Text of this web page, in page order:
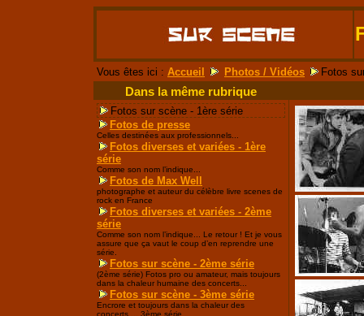
Vous êtes ici : Accueil Photos / Vidéos Fotos
Dans la même rubrique
Fotos sur scène - 1ère série
Fotos de presse
Celles destinées aux professionnels...
Fotos diverses et variées - 1ère
série
Comme son nom l’indique...
Fotos de Max Well
photographe et auteur du célèbre livre scenes de
rock en France
Fotos diverses et variées - 2ème
série
Comme son nom l’indique... Le retour ! Et je vous
assure que ça vaut le coup d’en reprendre une
série.
Fotos sur scène - 2ème série
(2ème série) Fotos pro ou amateur, mais toujours
dans la chaleur humaine des concerts...
Fotos sur scène - 3ème série
Encrore et toujours dans la chaleur des
concerts.... 3ème série